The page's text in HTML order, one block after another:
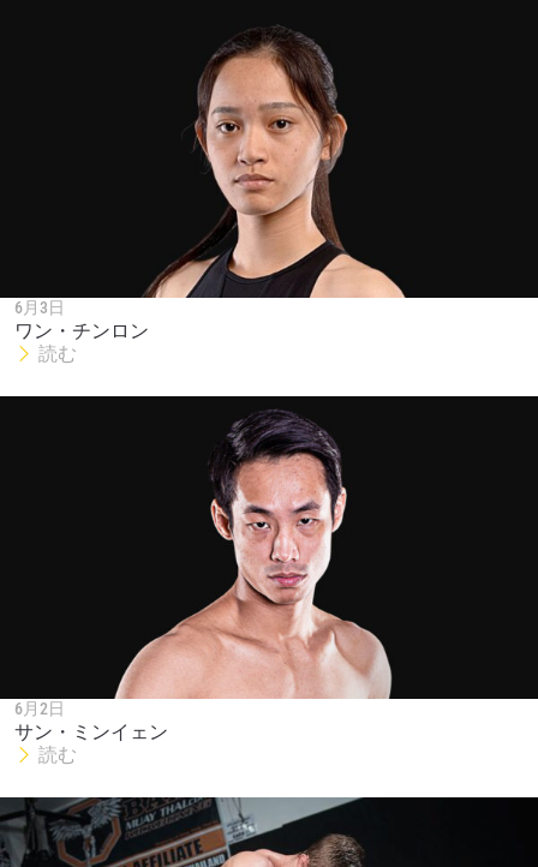
6月3日
ワン・チンロン
読む
6月2日
サン・ミンイェン
読む最新情報をゲット
ュース、特別オファー、ライブイベントの最高の
席をゲットするため今すぐ登録を！
Eメール